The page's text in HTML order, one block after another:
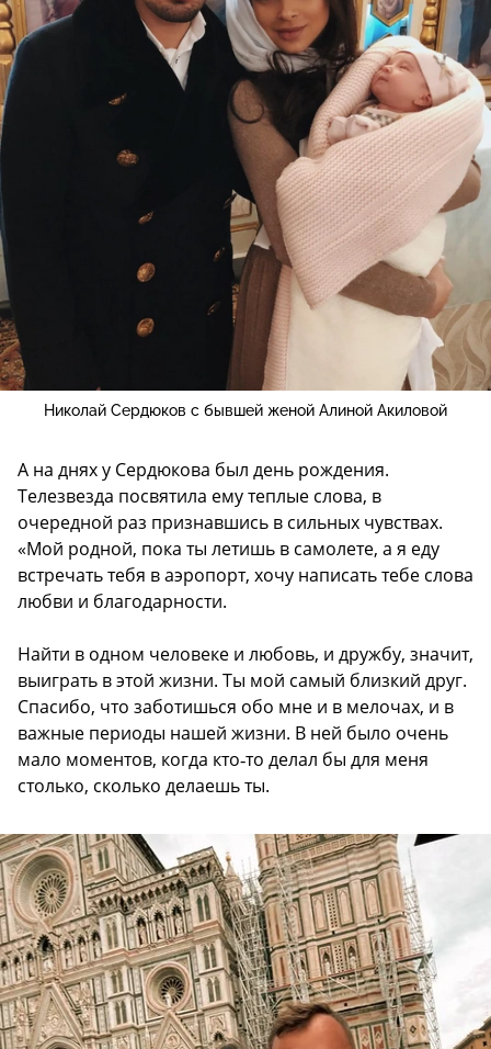
Николай Сердюков с бывшей женой Алиной Акиловой
А на днях у Сердюкова был день рождения.
Телезвезда посвятила ему теплые слова, в
очередной раз признавшись в сильных чувствах.
«Мой родной, пока ты летишь в самолете, а я еду
встречать тебя в аэропорт, хочу написать тебе слова
любви и благодарности.
Найти в одном человеке и любовь, и дружбу, значит,
выиграть в этой жизни. Ты мой самый близкий друг.
Спасибо, что заботишься обо мне и в мелочах, и в
важные периоды нашей жизни. В ней было очень
мало моментов, когда кто‑то делал бы для меня
столько, сколько делаешь ты.